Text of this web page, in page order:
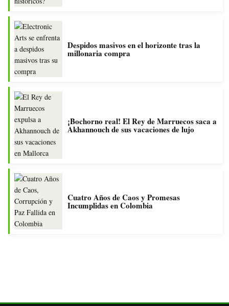
Despidos masivos en el horizonte tras la
millonaria compra
¡Bochorno real! El Rey de Marruecos saca a
Akhannouch de sus vacaciones de lujo
Cuatro Años de Caos y Promesas
Incumplidas en Colombia